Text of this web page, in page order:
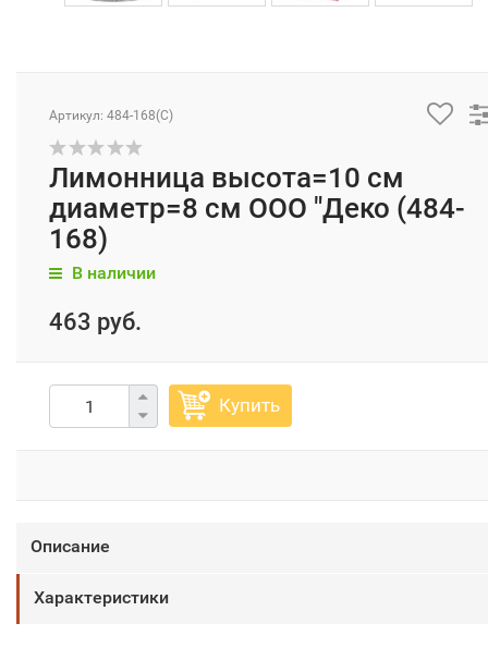
Артикул: 484-168(C)
Лимонница высота=10 см
диаметр=8 см ООО "Деко (484-
168)
В наличии
463 руб.
Купить
Описание
Характеристики